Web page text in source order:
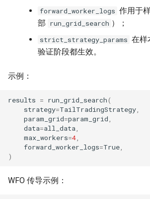
forward_worker_logs 作用于
部 run_grid_search ）；
strict_strategy_params 在样
验证阶段都生效。
示例：
results = run_grid_search(
strategy=TailTradingStrategy,
param_grid=param_grid,
data=all_data,
max_workers=4,
forward_worker_logs=True,
)
WFO 传导示例：